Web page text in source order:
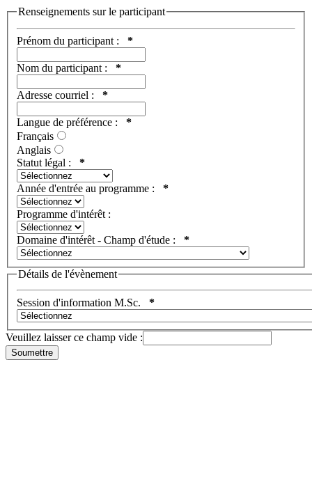
Renseignements sur le participant
Prénom du participant : *
Nom du participant : *
Adresse courriel : *
Langue de préférence : *
Français
Anglais
Statut légal : *
Année d'entrée au programme : *
Programme d'intérêt :
Domaine d'intérêt - Champ d'étude : *
Détails de l'évènement
Session d'information M.Sc. *
Veuillez laisser ce champ vide :